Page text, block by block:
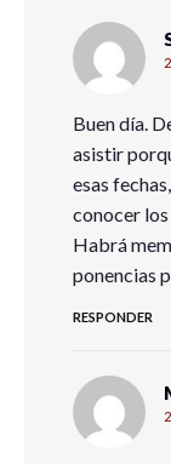
Buen día.
asistir
esas
conocer
Habrá
ponencias
RESPONDER